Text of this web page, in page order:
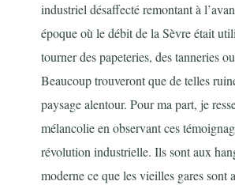
industriel désaffecté remontant à
époque où le débit de la Sèvre était
tourner des papeteries, des tanneries
Beaucoup trouveront que de telles
paysage alentour. Pour ma part, je
mélancolie en observant ces
révolution industrielle. Ils sont aux
moderne ce que les vieilles gares sont